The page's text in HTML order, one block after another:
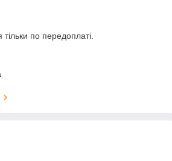
по передоплаті.